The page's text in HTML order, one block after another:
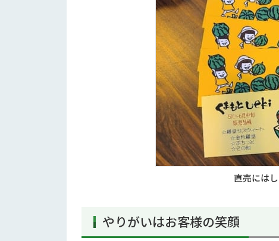
直売には
やりがいはお客様の笑顔